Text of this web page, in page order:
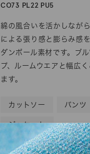
CO73 PL22 PU5
綿の風合いを活かしなが
による張り感と膨らみ感
ダンボール素材です。ブ
プ、ルームウエアと幅広
ます。
カットソー パンツ
ジャケット